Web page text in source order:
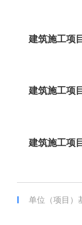
建筑施工项
建筑施工项
建筑施工项
单位（项目）